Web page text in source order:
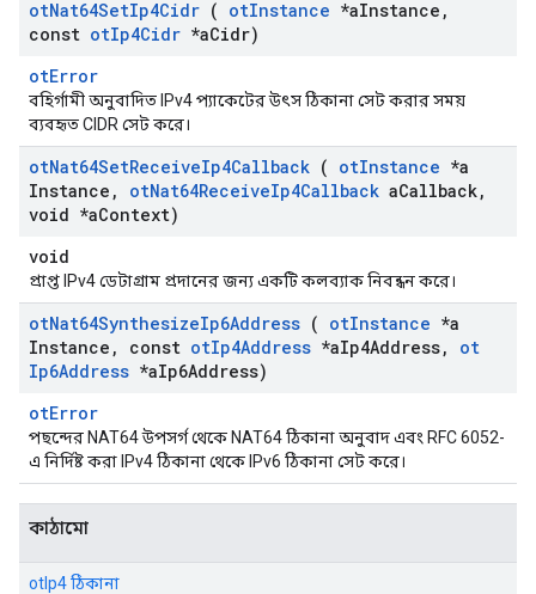
otNat64SetIp4Cidr ( otInstance *aInstance ,
const otIp4Cidr *aCidr)
otError
বহির্গামী অনুবাদিত IPv4 প্যাকেটের উৎস ঠিকানা সেট করার সময়
ব্যবহৃত CIDR সেট করে।
otNat64SetReceiveIp4Callback ( otInstance *a
Instance , otNat64ReceiveIp4Callback aCallback,
void *aContext)
void
প্রাপ্ত IPv4 ডেটাগ্রাম প্রদানের জন্য একটি কলব্যাক নিবন্ধন করে।
otNat64SynthesizeIp6Address ( otInstance *a
Instance , const otIp4Address *aIp4Address,
ot
Ip6Address *aIp6Address)
otError
পছন্দের NAT64 উপসর্গ থেকে NAT64 ঠিকানা অনুবাদ এবং RFC 6052-
এ নির্দিষ্ট করা IPv4 ঠিকানা থেকে IPv6 ঠিকানা সেট করে।
কাঠামো
otIp4 ঠিকানা